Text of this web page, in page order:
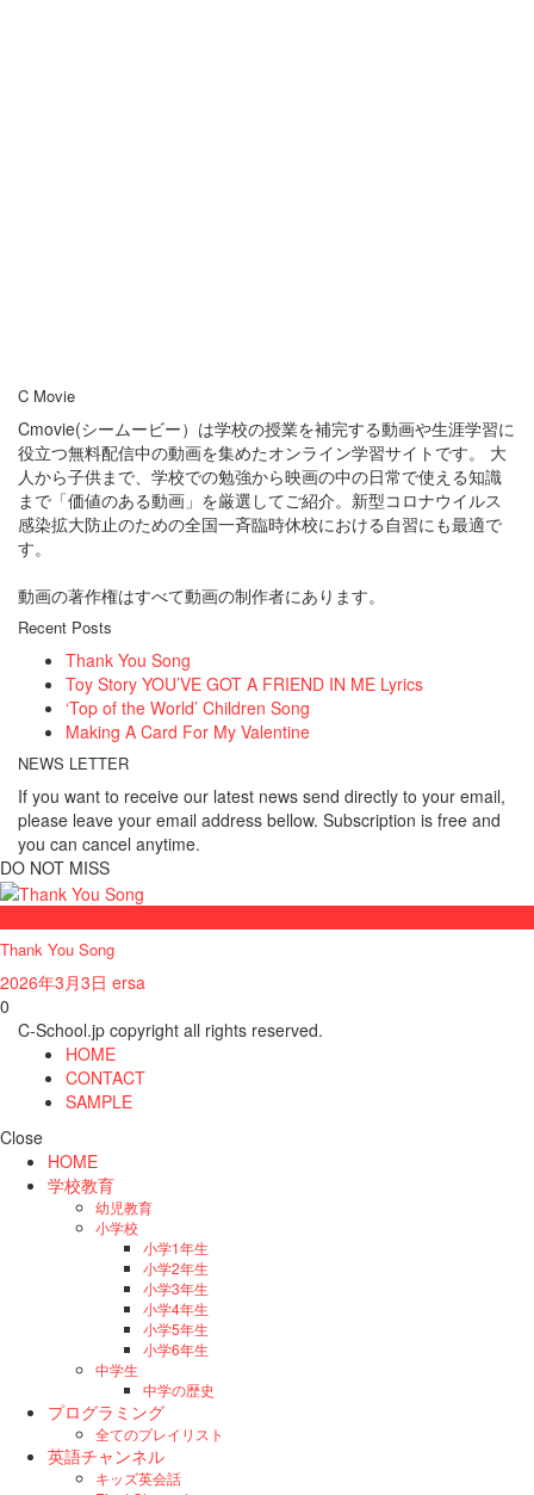
C Movie
Cmovie(シームービー）は学校の授業を補完する動画や生涯学習に
役立つ無料配信中の動画を集めたオンライン学習サイトです。 大
人から子供まで、学校での勉強から映画の中の日常で使える知識
まで「価値のある動画」を厳選してご紹介。新型コロナウイルス
感染拡大防止のための全国一斉臨時休校における自習にも最適で
す。
動画の著作権はすべて動画の制作者にあります。
Recent Posts
Thank You Song
Toy Story YOU’VE GOT A FRIEND IN ME Lyrics
‘Top of the World’ Children Song
Making A Card For My Valentine
NEWS LETTER
If you want to receive our latest news send directly to your email,
please leave your email address bellow. Subscription is free and
you can cancel anytime.
DO NOT MISS
Thank You Song
2026年3月3日 ersa
0
C-School.jp copyright all rights reserved.
HOME
CONTACT
SAMPLE
Close
HOME
学校教育
幼児教育
小学校
小学1年生
小学2年生
小学3年生
小学4年生
小学5年生
小学6年生
中学生
中学の歴史
プログラミング
全てのプレイリスト
英語チャンネル
キッズ英会話